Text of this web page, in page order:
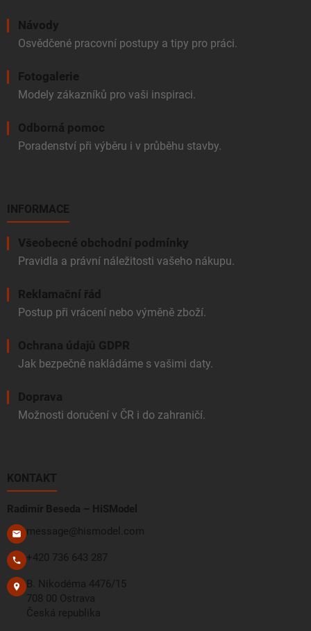
Návody
Osvědčené pracovní postupy a tipy pro práci.
Fotogalerie
Modely zákazníků pro vaši inspiraci.
Odborná pomoc
Poradenství při výběru i v průběhu stavby.
INFORMACE
Všeobecné obchodní podmínky
Pravidla a právní náležitosti vašeho nákupu.
Reklamační řád
Postup při vrácení nebo výměně zboží.
Ochrana údajů GDPR
Jak bezpečně nakládáme s vašimi daty.
Doprava
Možnosti doručení v ČR i do zahraničí.
KONTAKT
Radimír Beseda – HiSModel
message@hismodel.com
+420 736 643 287
B. Nikodéma 4476/15
708 00 Ostrava
Česká republika